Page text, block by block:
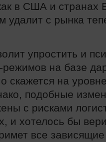
в США и странах
удалит с рынка
упростить и
на базе
скажется на
подобные
с рисками
и хотелось бы
все